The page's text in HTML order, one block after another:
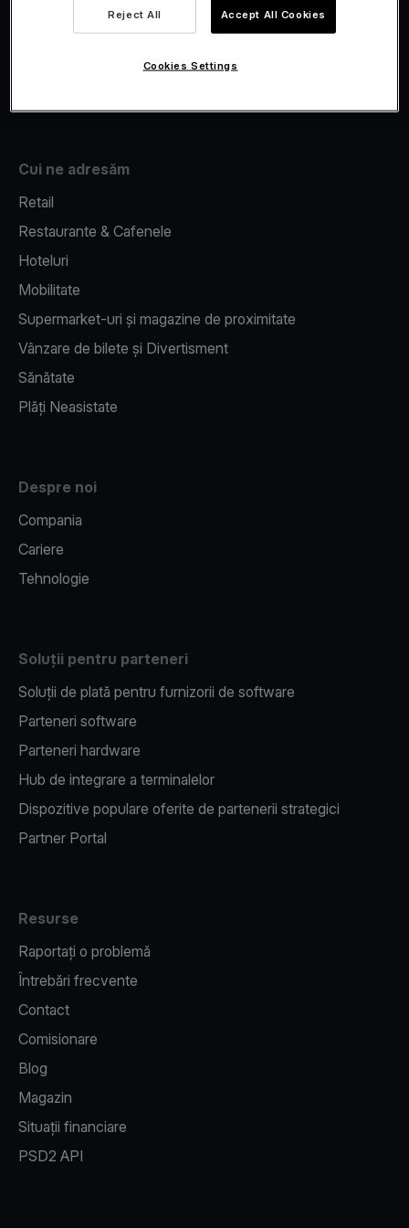
Fiscalizare
Cui ne adresăm
Retail
Restaurante & Cafenele
Hoteluri
Mobilitate
Supermarket-uri și magazine de proximitate
Vânzare de bilete și Divertisment
Sănătate
Plăți Neasistate
Despre noi
Compania
Cariere
Tehnologie
Soluții pentru parteneri
Soluții de plată pentru furnizorii de software
Parteneri software
Parteneri hardware
Hub de integrare a terminalelor
Dispozitive populare oferite de partenerii strategici
Partner Portal
Resurse
Raportați o problemă
Întrebări frecvente
Contact
Comisionare
Blog
Magazin
Situații financiare
PSD2 API
Reject All Accept All Cookies
Cookies Settings